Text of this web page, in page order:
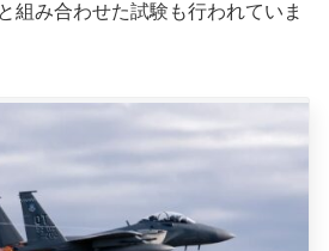
組み合わせた試験も行われていま